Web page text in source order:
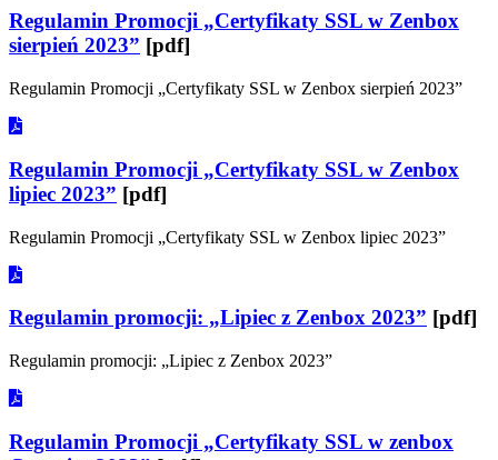
Regulamin Promocji „Certyfikaty SSL w Zenbox
sierpień 2023” [pdf]
Regulamin Promocji „Certyfikaty SSL w Zenbox sierpień 2023”
Regulamin Promocji „Certyfikaty SSL w Zenbox
lipiec 2023” [pdf]
Regulamin Promocji „Certyfikaty SSL w Zenbox lipiec 2023”
Regulamin promocji: „Lipiec z Zenbox 2023” [pdf]
Regulamin promocji: „Lipiec z Zenbox 2023”
Regulamin Promocji „Certyfikaty SSL w zenbox